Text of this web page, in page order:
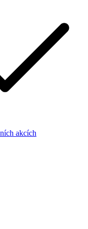
akcích